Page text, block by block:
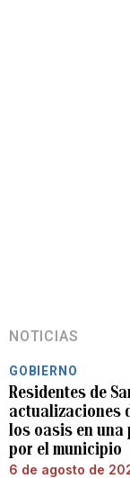
NOTICIAS
GOBIERNO
Residentes de
actualizaciones
los oasis en
por el municipio
6 de agosto de